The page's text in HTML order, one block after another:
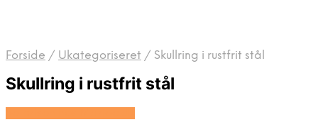
Forside / Ukategoriseret / Skullring i rustfrit stål
Skullring i rustfrit stål